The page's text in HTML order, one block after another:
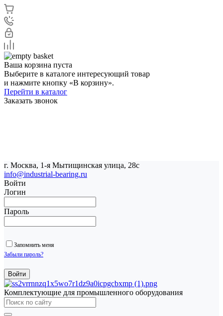
Ваша корзина пуста
Выберите в каталоге интересующий товар
и нажмите кнопку «В корзину».
Перейти в каталог
Заказать звонок
г. Москва, 1-я Мытищинская улица, 28с
info@industrial-bearing.ru
Войти
Логин
Пароль
Запомнить меня
Забыли пароль?
Комплектующие для промышленного оборудования